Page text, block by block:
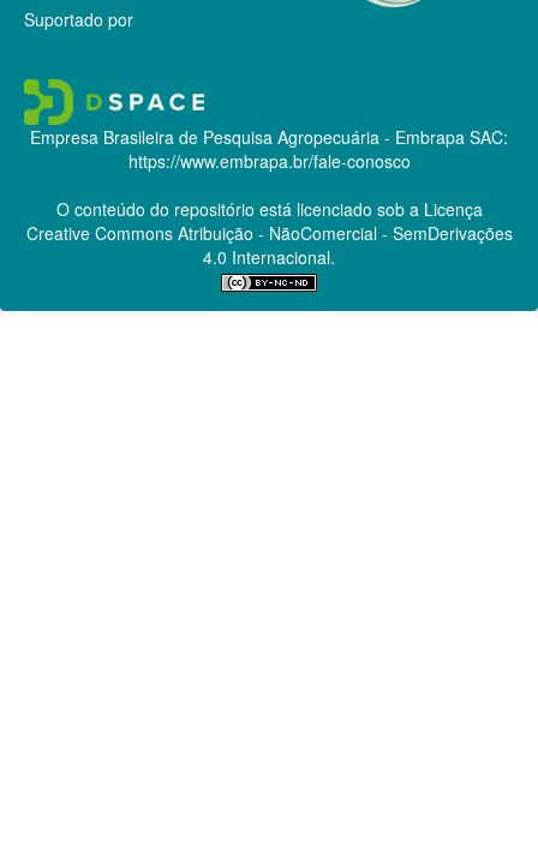
Suportado por
Empresa Brasileira de Pesquisa Agropecuária - Embrapa SAC:
https://www.embrapa.br/fale-conosco
O conteúdo do repositório está licenciado sob a Licença
Creative CommonsAtribuição - NãoComercial - SemDerivações
4.0 Internacional.